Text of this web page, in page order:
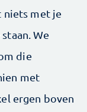
niets met je
We
die
met
ergen boven